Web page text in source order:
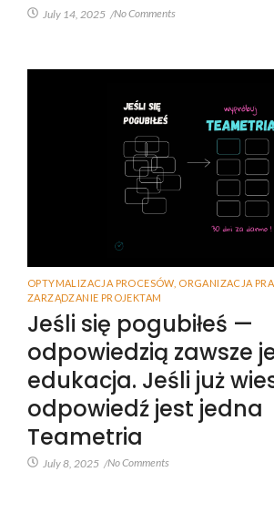
July 14, 2025 /No Comments
OPTYMALIZACJA PROCESÓW, ORGANIZACJA
ZARZĄDZANIE PROJEKTAM
Jeśli się pogubiłeś —
odpowiedzią zawsze
edukacja. Jeśli już
odpowiedź jest jedna
Teametria
July 8, 2025 /No Comments